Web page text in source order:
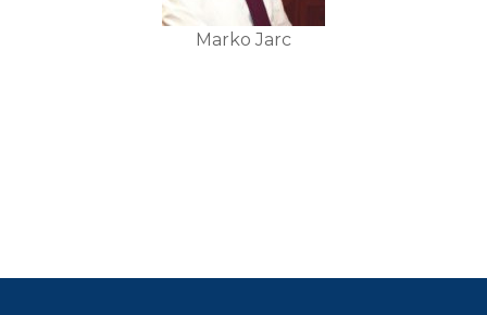
Marko Jarc